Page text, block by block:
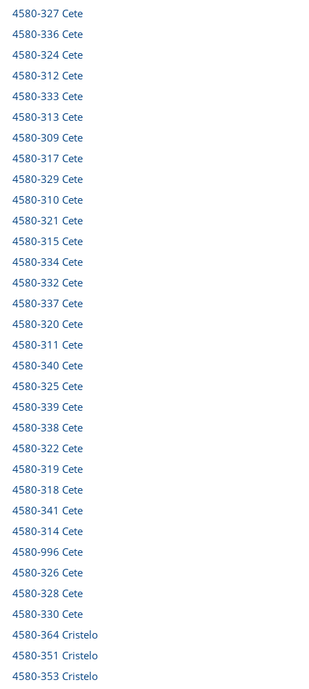
4580-327 Cete
4580-336 Cete
4580-324 Cete
4580-312 Cete
4580-333 Cete
4580-313 Cete
4580-309 Cete
4580-317 Cete
4580-329 Cete
4580-310 Cete
4580-321 Cete
4580-315 Cete
4580-334 Cete
4580-332 Cete
4580-337 Cete
4580-320 Cete
4580-311 Cete
4580-340 Cete
4580-325 Cete
4580-339 Cete
4580-338 Cete
4580-322 Cete
4580-319 Cete
4580-318 Cete
4580-341 Cete
4580-314 Cete
4580-996 Cete
4580-326 Cete
4580-328 Cete
4580-330 Cete
4580-364 Cristelo
4580-351 Cristelo
4580-353 Cristelo